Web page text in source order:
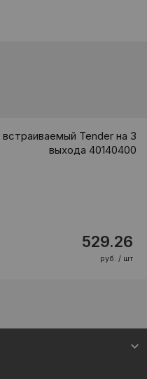
Tender на 3
выхода 40140400
529.26
руб. / шт